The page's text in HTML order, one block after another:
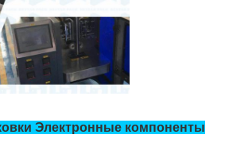
Электронные компоненты